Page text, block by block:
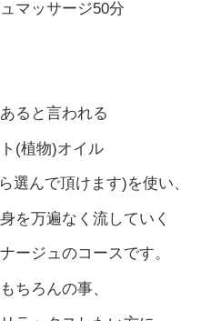
マッサージ50分
ると言われる
(植物)オイル
選んで頂けます)を使い、
を万遍なく流していく
ージュのコースです。
ちろんの事、